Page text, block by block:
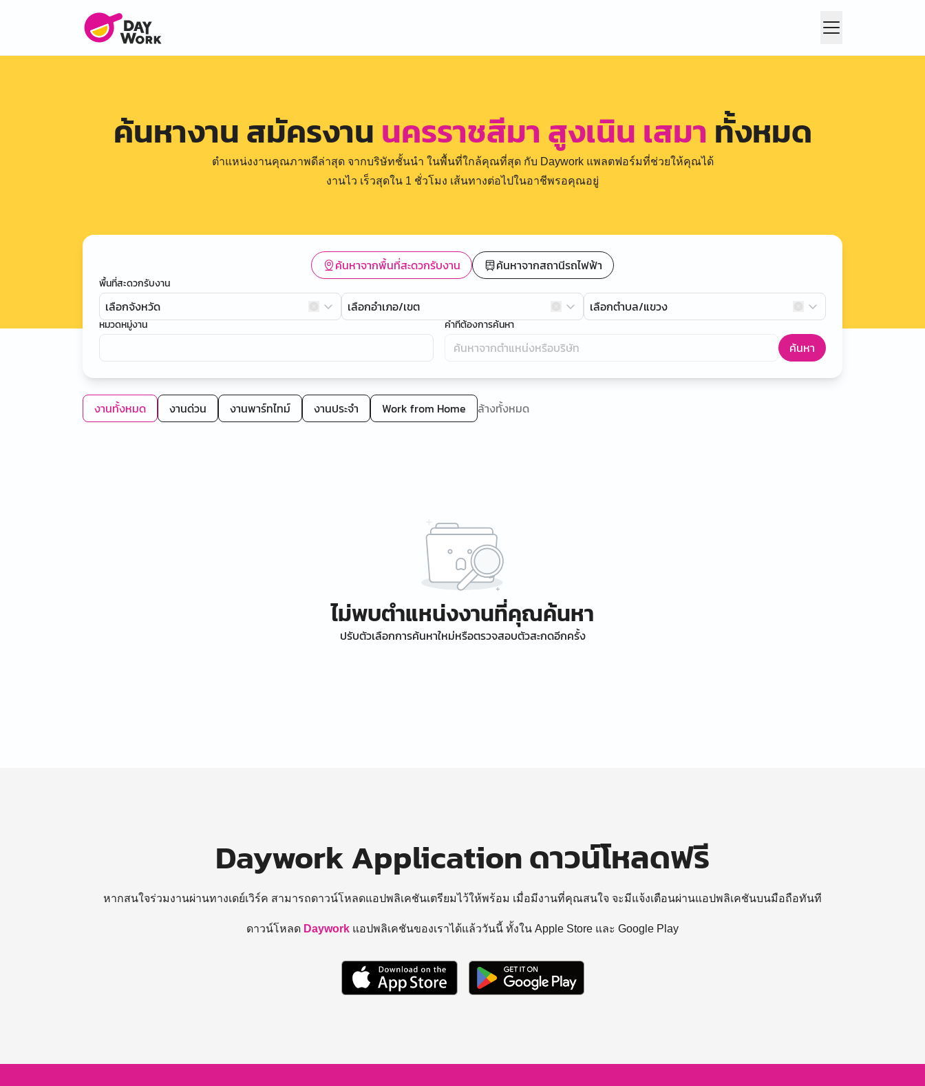
ค้นหางาน สมัครงาน นครราชสีมา สูงเนิน เสมา ทั้งหมด
ตำแหน่งงานคุณภาพดีล่าสุด จากบริษัทชั้นนำ ในพื้นที่ใกล้คุณที่สุด กับ Daywork แพลตฟอร์มที่ช่วยให้คุณได้
งานไว เร็วสุดใน 1 ชั่วโมง เส้นทางต่อไปในอาชีพรอคุณอยู่
ค้นหาจากพื้นที่สะดวกรับงาน ค้นหาจากสถานีรถไฟฟ้า
พื้นที่สะดวกรับงาน
เลือกจังหวัด เลือกอำเภอ/เขต เลือกตำบล/แขวง
หมวดหมู่งาน คำที่ต้องการค้นหา
ค้นหา
งานทั้งหมด งานด่วน งานพาร์ทไทม์ งานประจำ Work from Home ล้างทั้งหมด
ไม่พบตำแหน่งงานที่คุณค้นหา
ปรับตัวเลือกการค้นหาใหม่หรือตรวจสอบตัวสะกดอีกครั้ง
Daywork Application ดาวน์โหลดฟรี
หากสนใจร่วมงานผ่านทางเดย์เวิร์ค สามารถดาวน์โหลดแอปพลิเคชันเตรียมไว้ให้พร้อม เมื่อมีงานที่คุณสนใจ จะมีแจ้งเตือนผ่านแอปพลิเคชันบนมือถือทันที
ดาวน์โหลด Daywork แอปพลิเคชันของเราได้แล้ววันนี้ ทั้งใน Apple Store และ Google Play